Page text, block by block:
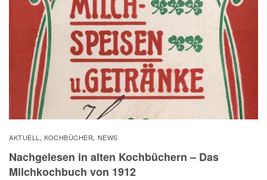
AKTUELL , KOCHBÜCHER, NEWS
Nachgelesen in alten Kochbüchern – Das
Milchkochbuch von 1912